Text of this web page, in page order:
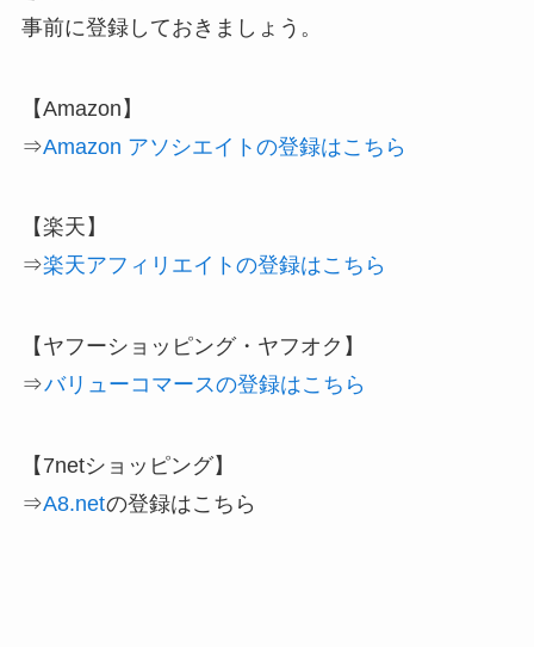
事前に登録しておきましょう。
【Amazon】
⇒Amazon アソシエイトの登録はこちら
【楽天】
⇒楽天アフィリエイトの登録はこちら
【ヤフーショッピング・ヤフオク】
⇒バリューコマースの登録はこちら
【7netショッピング】
⇒A8.netの登録はこちら